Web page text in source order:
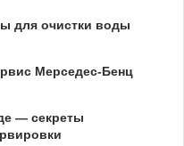
для очистки воды
Мерседес-Бенц
— секреты